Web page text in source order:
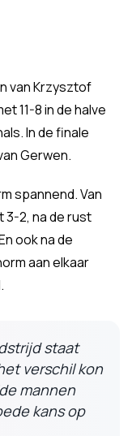
van Krzysztof
11-8 in de halve
In de finale
Gerwen.
spannend. Van
3-2, na de rust
ook na de
aan elkaar
staat
verschil kon
mannen
kans op